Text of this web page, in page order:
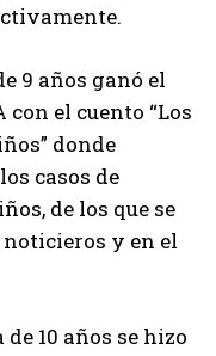
9 años ganó el
el cuento “Los
donde
casos de
de los que se
noticieros y en el
10 años se hizo